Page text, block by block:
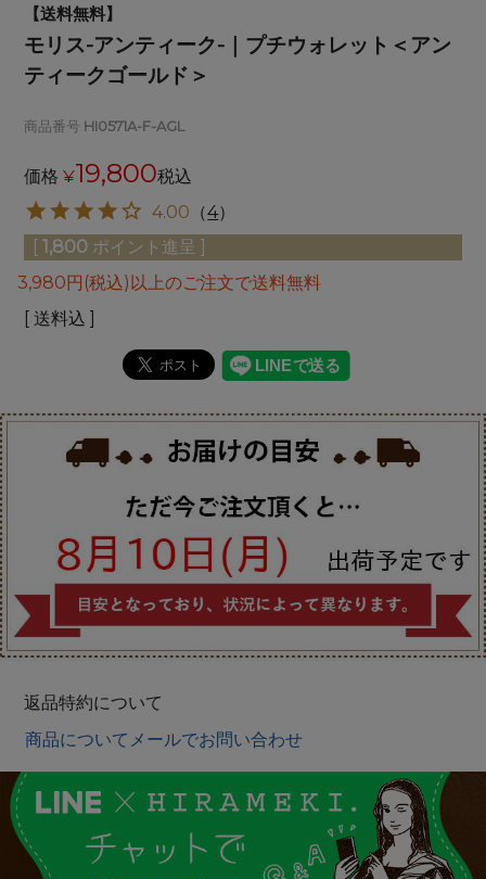
【送料無料】
モリス-アンティーク-｜プチウォレット＜アン
ティークゴールド＞
商品番号 HI0571A-F-AGL
価格 ¥19,800税込
4.00 （4）
[ 1,800 ポイント進呈 ]
3,980円(税込)以上のご注文で送料無料
送料込
返品特約について
商品についてメールでお問い合わせ